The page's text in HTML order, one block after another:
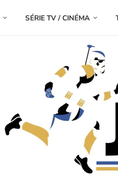
SÉRIE TV / CINÉMA